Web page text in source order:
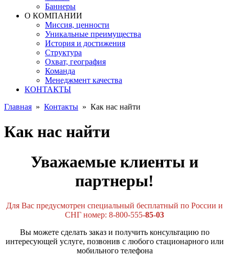
Баннеры
О КОМПАНИИ
Миссия, ценности
Уникальные преимущества
История и достижения
Структура
Охват, география
Команда
Менеджмент качества
КОНТАКТЫ
Главная » Контакты » Как нас найти
Как нас найти
Уважаемые клиенты и
партнеры!
Для Вас предусмотрен специальный бесплатный по России и
СНГ номер: 8-800-555-85-03
Вы можете сделать заказ и получить консультацию по
интересующей услуге, позвонив с любого стационарного или
мобильного телефона